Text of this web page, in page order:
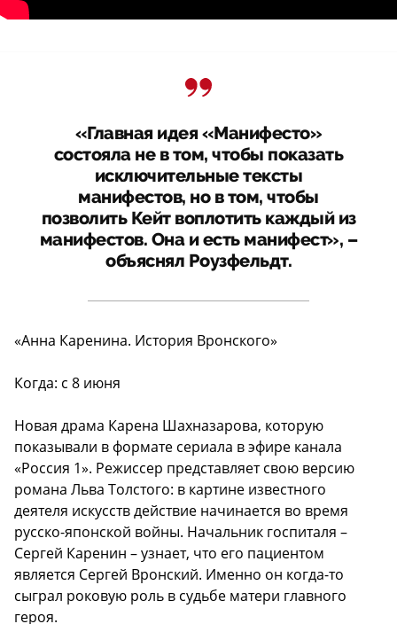
«Главная идея «Манифесто»
состояла не в том, чтобы показать
исключительные тексты
манифестов, но в том, чтобы
позволить Кейт воплотить каждый из
манифестов. Она и есть манифест», –
объяснял Роузфельдт.
«Анна Каренина. История Вронского»
Когда: с 8 июня
Новая драма Карена Шахназарова, которую
показывали в формате сериала в эфире канала
«Россия 1». Режиссер представляет свою версию
романа Льва Толстого: в картине известного
деятеля искусств действие начинается во время
русско-японской войны. Начальник госпиталя –
Сергей Каренин – узнает, что его пациентом
является Сергей Вронский. Именно он когда-то
сыграл роковую роль в судьбе матери главного
героя.